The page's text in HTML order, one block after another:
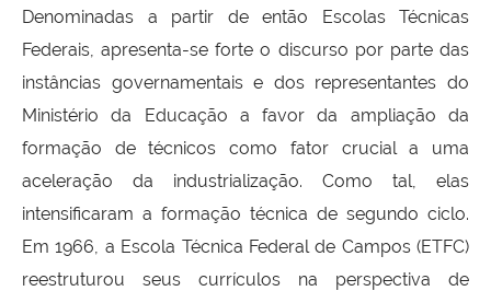
Denominadas a partir de então Escolas Técnicas
Federais, apresenta-se forte o discurso por parte das
instâncias governamentais e dos representantes do
Ministério da Educação a favor da ampliação da
formação de técnicos como fator crucial a uma
aceleração da industrialização. Como tal, elas
intensificaram a formação técnica de segundo ciclo.
Em 1966, a Escola Técnica Federal de Campos (ETFC)
reestruturou seus currículos na perspectiva de